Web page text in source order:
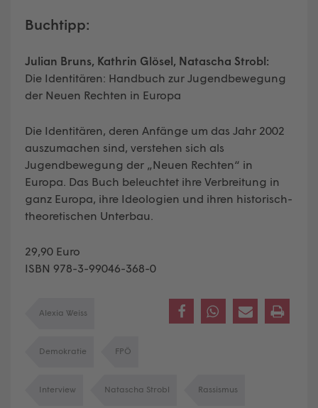
Buchtipp:
Julian Bruns, Kathrin Glösel, Natascha Strobl:
Die Identitären: Handbuch zur Jugendbewegung
der Neuen Rechten in Europa
Die Identitären, deren Anfänge um das Jahr 2002
auszumachen sind, verstehen sich als
Jugendbewegung der „Neuen Rechten“ in
Europa. Das Buch beleuchtet ihre Verbreitung in
ganz Europa, ihre Ideologien und ihren historisch-
theoretischen Unterbau.
29,90 Euro
ISBN 978-3-99046-368-0
Alexia Weiss
Demokratie FPÖ
Interview Natascha Strobl Rassismus